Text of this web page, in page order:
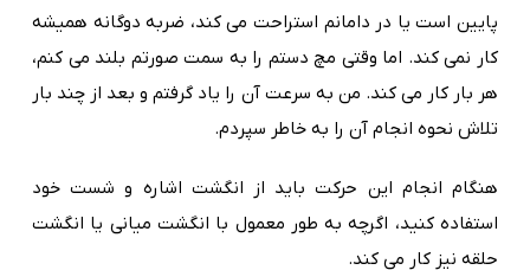
پایین است یا در دامانم استراحت می کند، ضربه دوگانه همیشه
کار نمی کند. اما وقتی مچ دستم را به سمت صورتم بلند می کنم،
هر بار کار می کند. من به سرعت آن را یاد گرفتم و بعد از چند بار
تلاش نحوه انجام آن را به خاطر سپردم.
هنگام انجام این حرکت باید از انگشت اشاره و شست خود
استفاده کنید، اگرچه به طور معمول با انگشت میانی یا انگشت
حلقه نیز کار می کند.